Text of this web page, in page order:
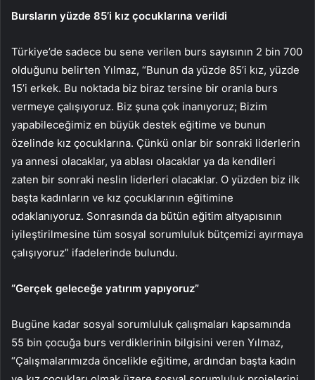
Bursların yüzde 85’i kız çocuklarına verildi
Türkiye’de sadece bu sene verilen burs sayısının 2 bin 700
olduğunu belirten Yılmaz, “Bunun da yüzde 85’i kız, yüzde
15’i erkek. Bu noktada biz biraz tersine bir oranla burs
vermeye çalışıyoruz. Biz şuna çok inanıyoruz; Bizim
yapabileceğimiz en büyük destek eğitime ve bunun
özelinde kız çocuklarına. Çünkü onlar bir sonraki liderlerin
ya annesi olacaklar, ya ablası olacaklar ya da kendileri
zaten bir sonraki neslin liderleri olacaklar. O yüzden biz ilk
başta kadınların ve kız çocuklarının eğitimine
odaklanıyoruz. Sonrasında da bütün eğitim altyapısının
iyileştirilmesine tüm sosyal sorumluluk bütçemizi ayırmaya
çalışıyoruz” ifadelerinde bulundu.
“Gerçek geleceğe yatırım yapıyoruz”
Bugüne kadar sosyal sorumluluk çalışmaları kapsamında
55 bin çocuğa burs verdiklerinin bilgisini veren Yılmaz,
“Çalışmalarımızda öncelikle eğitime, ardından başta kadın